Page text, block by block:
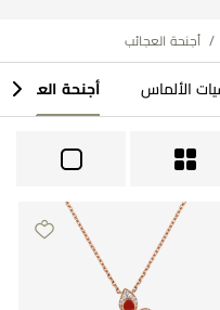
/ أجنحة العجائب​
الألماس أجنحة العجائب​
>